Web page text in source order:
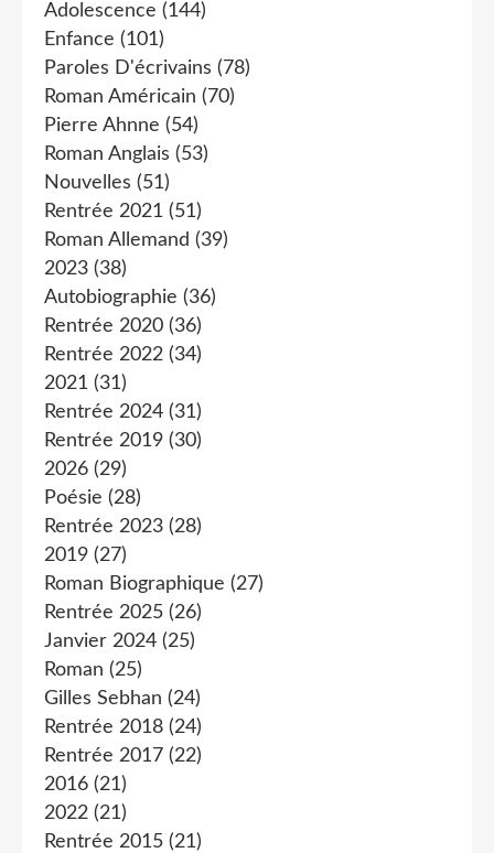
Adolescence (144)
Enfance (101)
Paroles D'écrivains (78)
Roman Américain (70)
Pierre Ahnne (54)
Roman Anglais (53)
Nouvelles (51)
Rentrée 2021 (51)
Roman Allemand (39)
2023 (38)
Autobiographie (36)
Rentrée 2020 (36)
Rentrée 2022 (34)
2021 (31)
Rentrée 2024 (31)
Rentrée 2019 (30)
2026 (29)
Poésie (28)
Rentrée 2023 (28)
2019 (27)
Roman Biographique (27)
Rentrée 2025 (26)
Janvier 2024 (25)
Roman (25)
Gilles Sebhan (24)
Rentrée 2018 (24)
Rentrée 2017 (22)
2016 (21)
2022 (21)
Rentrée 2015 (21)